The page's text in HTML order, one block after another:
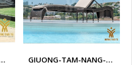
NHỰA HTT - B38 GIUONG-TAM-NANG-GIA-MAY-HTT - B7